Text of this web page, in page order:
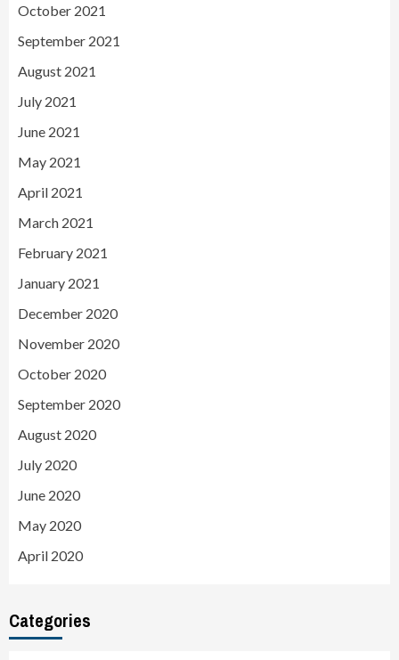
October 2021
September 2021
August 2021
July 2021
June 2021
May 2021
April 2021
March 2021
February 2021
January 2021
December 2020
November 2020
October 2020
September 2020
August 2020
July 2020
June 2020
May 2020
April 2020
Categories